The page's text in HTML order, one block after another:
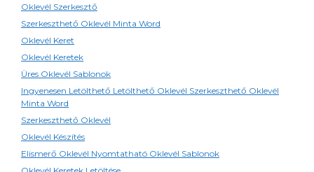
Oklevél Szerkesztő
Szerkeszthető Oklevél Minta Word
Oklevél Keret
Oklevél Keretek
Üres Oklevél Sablonok
Ingyenesen Letölthető Letölthető Oklevél Szerkeszthető Oklevél
Minta Word
Szerkeszthető Oklevél
Oklevél Készítés
Elismerő Oklevél Nyomtatható Oklevél Sablonok